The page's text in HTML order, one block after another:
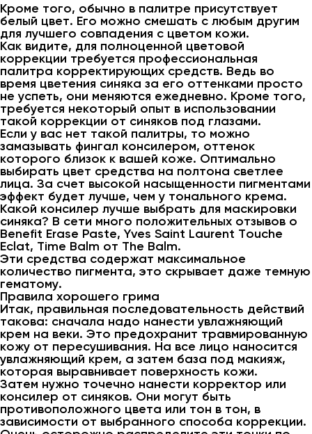
Кроме того, обычно в палитре присутствует
белый цвет. Его можно смешать с любым другим
для лучшего совпадения с цветом кожи.
Как видите, для полноценной цветовой
коррекции требуется профессиональная
палитра корректирующих средств. Ведь во
время цветения синяка за его оттенками просто
не успеть, они меняются ежедневно. Кроме того,
требуется некоторый опыт в использовании
такой коррекции от синяков под глазами.
Если у вас нет такой палитры, то можно
замазывать фингал консилером, оттенок
которого близок к вашей коже. Оптимально
выбирать цвет средства на полтона светлее
лица. За счет высокой насыщенности пигментами
эффект будет лучше, чем у тонального крема.
Какой консилер лучше выбрать для маскировки
синяка? В сети много положительных отзывов о
Benefit Erase Paste, Yves Saint Laurent Touche
Eclat, Time Balm от The Balm.
Эти средства содержат максимальное
количество пигмента, это скрывает даже темную
гематому.
Правила хорошего грима
Итак, правильная последовательность действий
такова: сначала надо нанести увлажняющий
крем на веки. Это предохранит травмированную
кожу от пересушивания. На все лицо наносится
увлажняющий крем, а затем база под макияж,
которая выравнивает поверхность кожи.
Затем нужно точечно нанести корректор или
консилер от синяков. Они могут быть
противоположного цвета или тон в тон, в
зависимости от выбранного способа коррекции.